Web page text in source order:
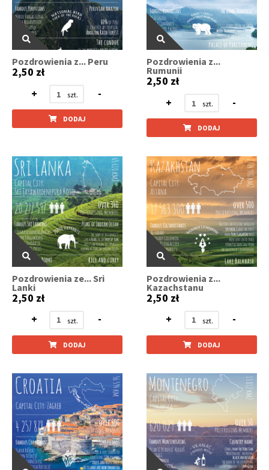
Pozdrowienia z... Peru
2,50 zł
+
-
DODAJ
Pozdrowienia z...
Rumunii
2,50 zł
+
-
DODAJ
Pozdrowienia ze... Sri
Lanki
2,50 zł
+
-
DODAJ
Pozdrowienia z...
Kazachstanu
2,50 zł
+
-
DODAJ